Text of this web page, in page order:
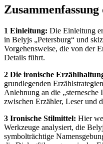
1 Einleitung: Die Einleitung
in Belyjs „Petersburg“ und
Vorgehensweise, die von der
Details führt.
2 Die ironische
grundlegenden
Anlehnung an die
zwischen Erzähler, Leser und
3 Ironische Stilmittel: Hier
Werkzeuge analysiert, die
symbolträchtige